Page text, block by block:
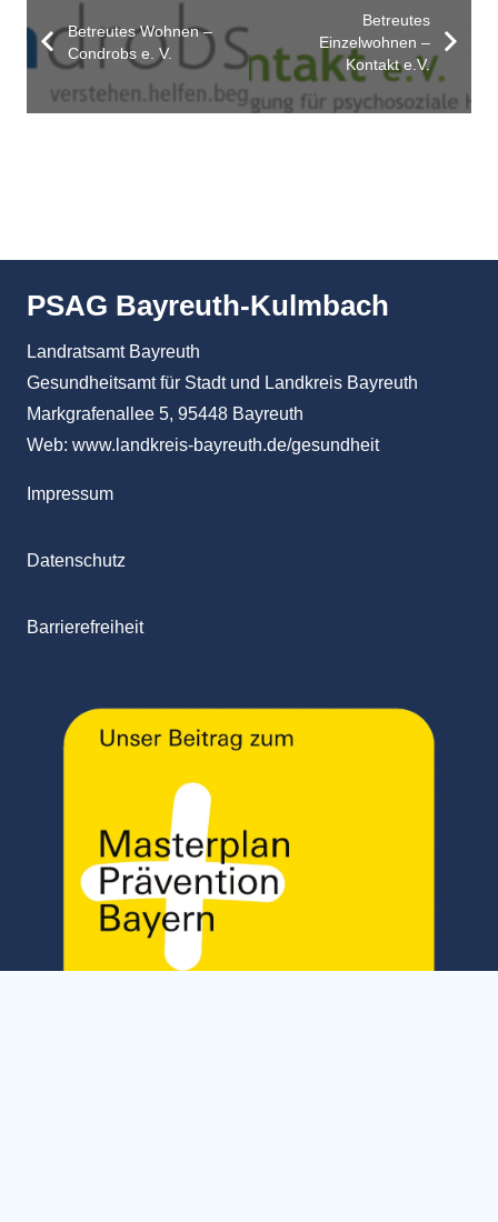
Betreutes Wohnen –
Condrobs e. V.
Betreutes
Einzelwohnen –
Kontakt e.V.
PSAG Bayreuth-Kulmbach
Landratsamt Bayreuth
Gesundheitsamt für Stadt und Landkreis Bayreuth
Markgrafenallee 5, 95448 Bayreuth
Web: www.landkreis-bayreuth.de/gesundheit
Impressum
Datenschutz
Barrierefreiheit